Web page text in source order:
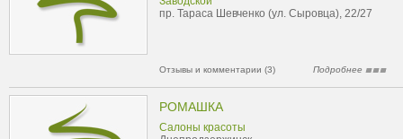
пр. Тараса Шевченко (ул. Сыровца), 22/27
Отзывы и комментарии (3) Подробнее
РОМАШКА
Салоны красоты